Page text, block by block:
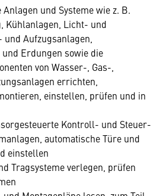
und Systeme wie z. B.
Kühlanlagen, Licht- und
Aufzugsanlagen,
Erdungen sowie die
von Wasser-, Gas-,
errichten,
einstellen, prüfen und in
Kontroll- und Steuer-
automatische Türe und
einstellen
Tragsysteme verlegen, prüfen